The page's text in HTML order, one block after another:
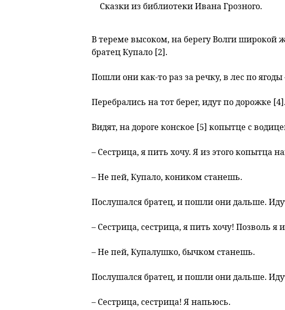
Сказки из библиотеки Ивана Грозного.
В тереме высоком, на берегу Волги широкой
братец Купало [2].
Пошли они как-то раз за речку, в лес по
Перебрались на тот берег, идут по дорожке [4].
Видят, на дороге конское [5] копытце с
– Сестрица, я пить хочу. Я из этого копытца
– Не пей, Купало, коником станешь.
Послушался братец, и пошли они дальше.
– Сестрица, сестрица, я пить хочу! Позволь я
– Не пей, Купалушко, бычком станешь.
Послушался братец, и пошли они дальше.
– Сестрица, сестрица! Я напьюсь.